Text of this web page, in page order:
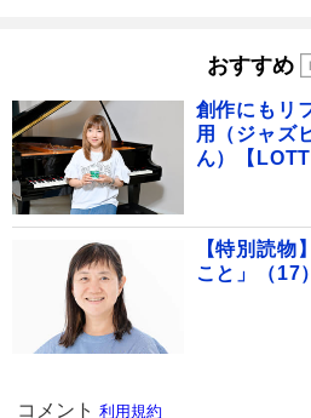
おすすめ
創作にもリ
用（ジャズ
ん）【
【特別読物
こと」（